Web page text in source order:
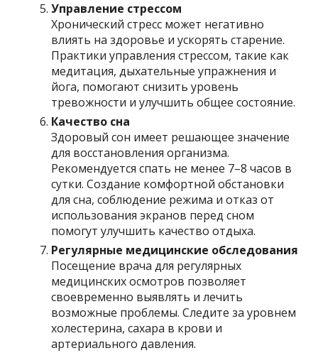
Управление стрессом
Хронический стресс может негативно
влиять на здоровье и ускорять старение.
Практики управления стрессом, такие как
медитация, дыхательные упражнения и
йога, помогают снизить уровень
тревожности и улучшить общее состояние.
Качество сна
Здоровый сон имеет решающее значение
для восстановления организма.
Рекомендуется спать не менее 7–8 часов в
сутки. Создание комфортной обстановки
для сна, соблюдение режима и отказ от
использования экранов перед сном
помогут улучшить качество отдыха.
Регулярные медицинские обследования
Посещение врача для регулярных
медицинских осмотров позволяет
своевременно выявлять и лечить
возможные проблемы. Следите за уровнем
холестерина, сахара в крови и
артериального давления.